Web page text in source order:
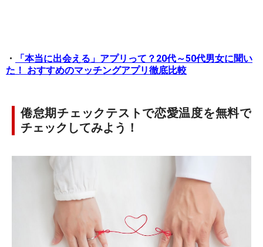
・
「本当に出会える」アプリって？20代～50代男女に聞い
た！ おすすめのマッチングアプリ徹底比較
倦怠期チェックテストで恋愛温度を無料で
チェックしてみよう！